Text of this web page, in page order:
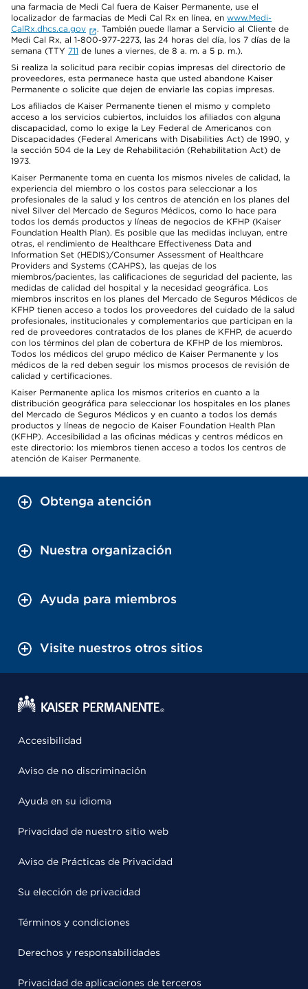
una farmacia de Medi Cal fuera de Kaiser Permanente, use el
localizador de farmacias de Medi Cal Rx en línea, en www.Medi-
CalRx.dhcs.ca.gov
. También puede llamar a Servicio al Cliente de
Medi Cal Rx, al 1-800-977-2273, las 24 horas del día, los 7 días de la
semana (TTY 711 de lunes a viernes, de 8 a. m. a 5 p. m.).
Si realiza la solicitud para recibir copias impresas del directorio de
proveedores, esta permanece hasta que usted abandone Kaiser
Permanente o solicite que dejen de enviarle las copias impresas.
Los afiliados de Kaiser Permanente tienen el mismo y completo
acceso a los servicios cubiertos, incluidos los afiliados con alguna
discapacidad, como lo exige la Ley Federal de Americanos con
Discapacidades (Federal Americans with Disabilities Act) de 1990, y
la sección 504 de la Ley de Rehabilitación (Rehabilitation Act) de
1973.
Kaiser Permanente toma en cuenta los mismos niveles de calidad, la
experiencia del miembro o los costos para seleccionar a los
profesionales de la salud y los centros de atención en los planes del
nivel Silver del Mercado de Seguros Médicos, como lo hace para
todos los demás productos y líneas de negocios de KFHP (Kaiser
Foundation Health Plan). Es posible que las medidas incluyan, entre
otras, el rendimiento de Healthcare Effectiveness Data and
Information Set (HEDIS)/Consumer Assessment of Healthcare
Providers and Systems (CAHPS), las quejas de los
miembros/pacientes, las calificaciones de seguridad del paciente, las
medidas de calidad del hospital y la necesidad geográfica. Los
miembros inscritos en los planes del Mercado de Seguros Médicos de
KFHP tienen acceso a todos los proveedores del cuidado de la salud
profesionales, institucionales y complementarios que participan en la
red de proveedores contratados de los planes de KFHP, de acuerdo
con los términos del plan de cobertura de KFHP de los miembros.
Todos los médicos del grupo médico de Kaiser Permanente y los
médicos de la red deben seguir los mismos procesos de revisión de
calidad y certificaciones.
Kaiser Permanente aplica los mismos criterios en cuanto a la
distribución geográfica para seleccionar los hospitales en los planes
del Mercado de Seguros Médicos y en cuanto a todos los demás
productos y líneas de negocio de Kaiser Foundation Health Plan
(KFHP). Accesibilidad a las oficinas médicas y centros médicos en
este directorio: los miembros tienen acceso a todos los centros de
atención de Kaiser Permanente.
Obtenga atención
Nuestra organización
Ayuda para miembros
Visite nuestros otros sitios
Accesibilidad
Aviso de no discriminación
Ayuda en su idioma
Privacidad de nuestro sitio web
Aviso de Prácticas de Privacidad
Su elección de privacidad
Términos y condiciones
Derechos y responsabilidades
Privacidad de aplicaciones de terceros